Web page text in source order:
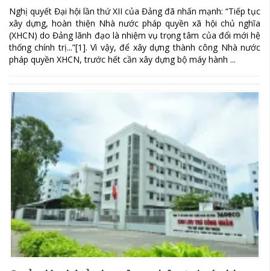
Nghị quyết Đại hội lần thứ XII của Đảng đã nhấn mạnh: “Tiếp tục
xây dựng, hoàn thiện Nhà nước pháp quyền xã hội chủ nghĩa
(XHCN) do Đảng lãnh đạo là nhiệm vụ trọng tâm của đổi mới hệ
thống chính trị...”[1]. Vì vậy, để xây dựng thành công Nhà nước
pháp quyền XHCN, trước hết cần xây dựng bộ máy hành ...